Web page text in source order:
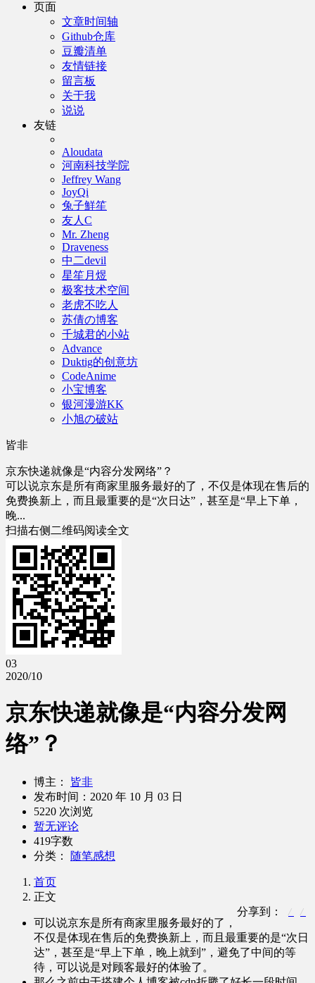
页面
文章时间轴
Github仓库
豆瓣清单
友情链接
留言板
关于我
说说
友链
Aloudata
河南科技学院
Jeffrey Wang
JoyQi
兔子鮮笙
友人C
Mr. Zheng
Draveness
中二devil
星笙月煜
极客技术空间
老虎不吃人
苏倩の博客
千城君的小站
Advance
Duktig的创意坊
CodeAnime
小宝博客
银河漫游KK
小旭の破站
皆非
京东快递就像是“内容分发网络”？
可以说京东是所有商家里服务最好的了，不仅是体现在售后的
免费换新上，而且最重要的是“次日达”，甚至是“早上下单，
晚...
扫描右侧二维码阅读全文
03
2020/10
京东快递就像是“内容分发网
络”？
博主：
皆非
发布时间： 2020 年 10 月 03 日
5220 次浏览
暂无评论
419字数
分类：
随笔感想
首页
正文
分享到：
可以说京东是所有商家里服务最好的了，
不仅是体现在售后的免费换新上，而且最重要的是“次日
达”，甚至是“早上下单，晚上就到”，避免了中间的等
待，可以说是对顾客最好的体验了。